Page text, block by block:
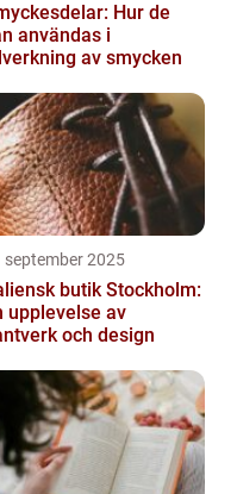
Hur de
användas i
av smycken
september 2025
butik Stockholm:
upplevelse av
och design